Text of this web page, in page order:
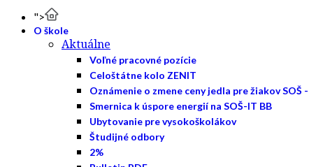
">
O škole
Aktuálne
Voľné pracovné pozície
Celoštátne kolo ZENIT
Oznámenie o zmene ceny jedla pre žiakov SOŠ
Smernica k úspore energií na SOŠ-IT BB
Ubytovanie pre vysokoškolákov
Študijné odbory
2%